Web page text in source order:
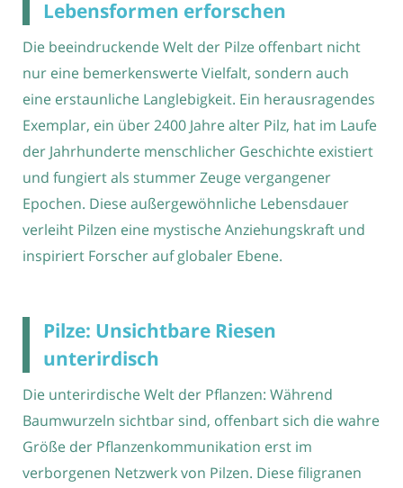
Lebensformen erforschen
Die beeindruckende Welt der Pilze offenbart nicht
nur eine bemerkenswerte Vielfalt, sondern auch
eine erstaunliche Langlebigkeit. Ein herausragendes
Exemplar, ein über 2400 Jahre alter Pilz, hat im Laufe
der Jahrhunderte menschlicher Geschichte existiert
und fungiert als stummer Zeuge vergangener
Epochen. Diese außergewöhnliche Lebensdauer
verleiht Pilzen eine mystische Anziehungskraft und
inspiriert Forscher auf globaler Ebene.
Pilze: Unsichtbare Riesen
unterirdisch
Die unterirdische Welt der Pflanzen: Während
Baumwurzeln sichtbar sind, offenbart sich die wahre
Größe der Pflanzenkommunikation erst im
verborgenen Netzwerk von Pilzen. Diese filigranen